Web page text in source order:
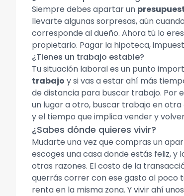
Siempre debes apartar un
llevarte algunas sorpresas, aún
corresponde al dueño. Ahora tú lo
propietario. Pagar la hipoteca,
¿Tienes un trabajo estable?
Tu situación laboral es un punto
trabajo y si vas a estar ahí más
de distancia para buscar trabajo. Por
un lugar a otro, buscar trabajo en
y el tiempo que implica vender y
¿Sabes dónde quieres vivir?
Mudarte una vez que compras un
escoges una casa donde estás feliz,
otras razones. El costo de la
querrás correr con ese gasto al poco
renta en la misma zona. Y vivir ahí